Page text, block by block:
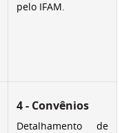
pelo IFAM.
4 - Convênios
Detalhamento de